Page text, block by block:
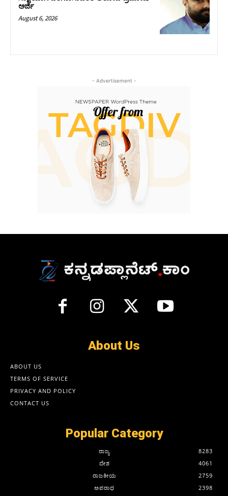
ಅರ್ಜಿ
August 6, 2026
- Advertisement -
About Us
ABOUT US
TERMS OF SERVICE
PRIVACY AND POLICY
CONTACT US
Popular Category
ರಾಜ್ಯ
8283
ದೇಶ
4061
ರಾಜಕೀಯ
2759
ಅಪರಾಧ
2398